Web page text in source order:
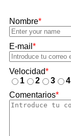
Nombre*
E-mail *
Velocidad*
1
2 3 4
Comentarios*